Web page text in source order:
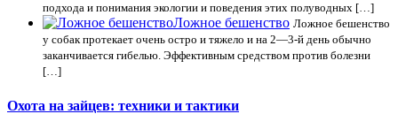
подхода и понимания экологии и поведения этих полуводных […]
Ложное бешенство Ложное бешенство
у собак протекает очень остро и тяжело и на 2—3-й день обычно
заканчивается гибелью. Эффективным средством против болезни
[…]
Охота на зайцев: техники и тактики